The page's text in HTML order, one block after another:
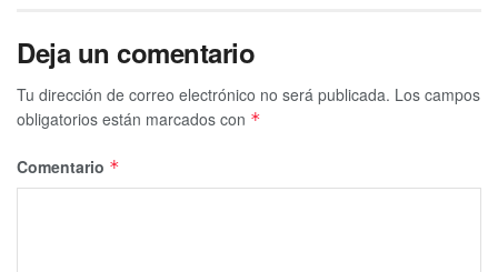
Deja un comentario
Tu dirección de correo electrónico no será publicada. Los campos
obligatorios están marcados con *
Comentario *